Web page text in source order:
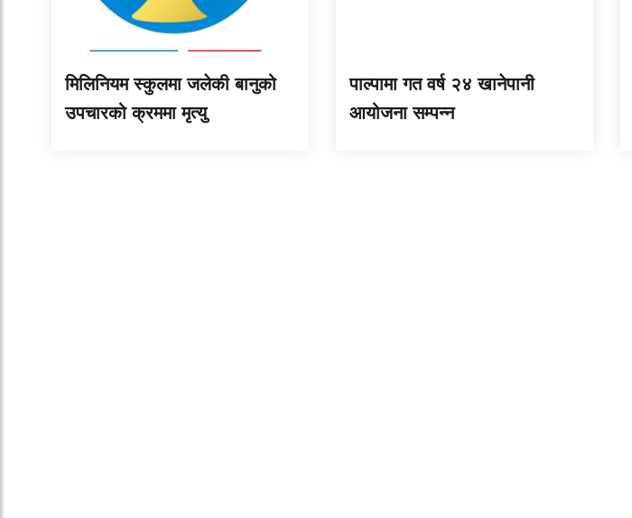
मिलिनियम स्कुलमा जलेकी बानुको
उपचारको क्रममा मृत्यु
पाल्पामा गत वर्ष २४ खानेपानी
आयोजना सम्पन्न